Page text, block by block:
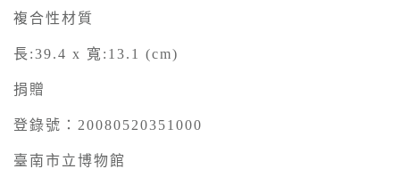
複合性材質
長:39.4 x 寬:13.1 (cm)
捐贈
登錄號：20080520351000
臺南市立博物館